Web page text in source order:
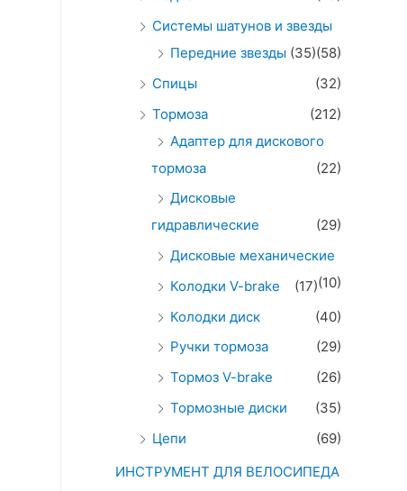
Системы шатунов и звезды
(58)
Передние звезды (35)
Спицы
(32)
Тормоза
(212)
Адаптер для дискового
тормоза
(22)
Дисковые
гидравлические
(29)
Дисковые механические
(10)
Колодки V-brake
(17)
Колодки диск
(40)
Ручки тормоза
(29)
Тормоз V-brake
(26)
Тормозные диски
(35)
Цепи
(69)
ИНСТРУМЕНТ ДЛЯ ВЕЛОСИПЕДА